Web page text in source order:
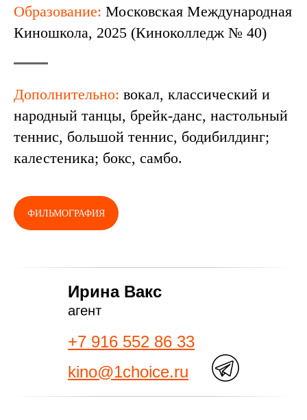
Образование: Московская Международная
Киношкола, 2025 (Киноколледж № 40)
Дополнительно: вокал, классический и
народный танцы, брейк-данс, настольный
теннис, большой теннис, бодибилдинг;
калестеника; бокс, самбо.
ФИЛЬМОГРАФИЯ
Ирина Вакс
+7 916 552 86 33
kino@1choice.ru
агент